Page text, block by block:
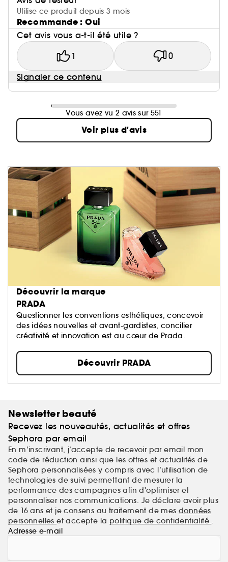
Utilise ce produit depuis 3 mois
Recommande : Oui
Cet avis vous a-t-il été utile ?
1 0
Signaler ce contenu
Vous avez vu 2 avis sur 551
Voir plus d'avis
Découvrir la marque
PRADA
Questionner les conventions esthétiques, concevoir
des idées nouvelles et avant-gardistes, concilier
créativité et innovation est au cœur de Prada.
Découvrir PRADA
Newsletter beauté
Recevez les nouveautés, actualités et offres
Sephora par email
En m’inscrivant, j’accepte de recevoir par email mon
code de réduction ainsi que les offres et actualités de
Sephora personnalisées y compris avec l’utilisation de
technologies de suivi permettant de mesurer la
performance des campagnes afin d'optimiser et
personnaliser nos communications. Je déclare avoir plus
de 16 ans et je consens au traitement de mes données
personnelleset accepte la politique de confidentialité .
Adresse e-mail